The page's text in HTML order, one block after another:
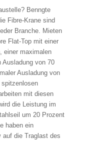
Benngte
Fibre-Krane sind
Branche. Mieten
Flat-Top mit einer
einer maximalen
von 70
Ausladung von
mit diesen
die Leistung im
um 20 Prozent
haben ein
auf die Traglast des